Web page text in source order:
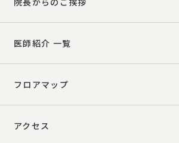
医師紹介 一覧
フロアマップ
アクセス